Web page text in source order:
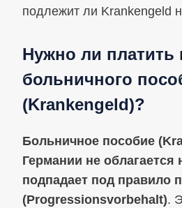
подлежит ли Krankengeld
Нужно ли платить
больничного
(Krankengeld)?
Больничное пособие
Германии не облагается
подпадает под правило
(Progressionsvorbehalt).